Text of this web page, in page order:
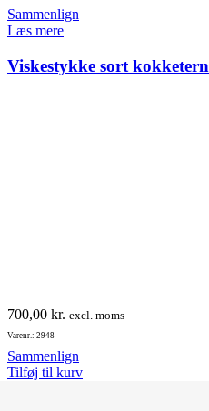
Sammenlign
Læs mere
Viskestykke sort kokketern
700,00 kr. excl. moms
Varenr.: 2948
Sammenlign
Tilføj til kurv